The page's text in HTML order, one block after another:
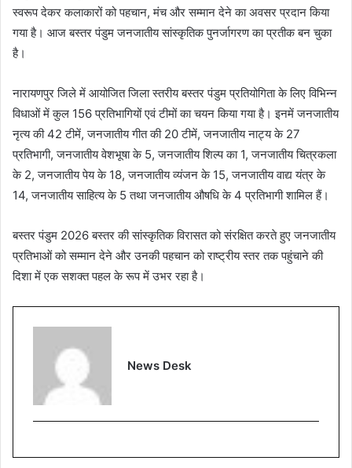
स्वरूप देकर कलाकारों को पहचान, मंच और सम्मान देने का अवसर प्रदान किया
गया है। आज बस्तर पंडुम जनजातीय सांस्कृतिक पुनर्जागरण का प्रतीक बन चुका
है।
नारायणपुर जिले में आयोजित जिला स्तरीय बस्तर पंडुम प्रतियोगिता के लिए विभिन्न
विधाओं में कुल 156 प्रतिभागियों एवं टीमों का चयन किया गया है। इनमें जनजातीय
नृत्य की 42 टीमें, जनजातीय गीत की 20 टीमें, जनजातीय नाट्य के 27
प्रतिभागी, जनजातीय वेशभूषा के 5, जनजातीय शिल्प का 1, जनजातीय चित्रकला
के 2, जनजातीय पेय के 18, जनजातीय व्यंजन के 15, जनजातीय वाद्य यंत्र के
14, जनजातीय साहित्य के 5 तथा जनजातीय औषधि के 4 प्रतिभागी शामिल हैं।
बस्तर पंडुम 2026 बस्तर की सांस्कृतिक विरासत को संरक्षित करते हुए जनजातीय
प्रतिभाओं को सम्मान देने और उनकी पहचान को राष्ट्रीय स्तर तक पहुंचाने की
दिशा में एक सशक्त पहल के रूप में उभर रहा है।
News Desk